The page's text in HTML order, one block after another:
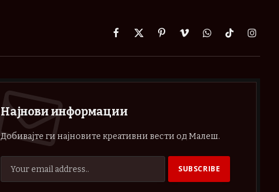
Facebook
X
PinterestVimeoWhatsApp
TikTok
Најнови информации
Добивајте ги најновите креативни вести од Малеш.